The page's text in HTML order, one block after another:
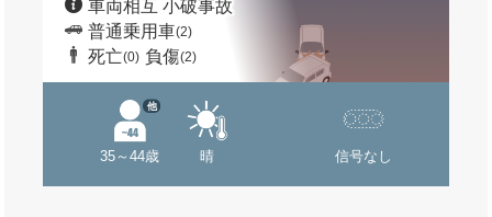
車両相互 小破事故
普通乗用車(2)
死亡(0) 負傷(2)
35～44歳
他
晴 信号なし